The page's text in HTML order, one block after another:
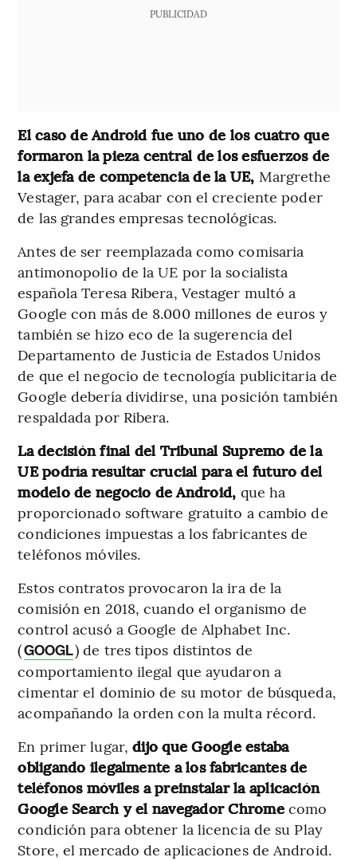
PUBLICIDAD
El caso de Android fue uno de los cuatro que
formaron la pieza central de los esfuerzos de
la exjefa de competencia de la UE, Margrethe
Vestager, para acabar con el creciente poder
de las grandes empresas tecnológicas.
Antes de ser reemplazada como comisaria
antimonopolio de la UE por la socialista
española Teresa Ribera, Vestager multó a
Google con más de 8.000 millones de euros y
también se hizo eco de la sugerencia del
Departamento de Justicia de Estados Unidos
de que el negocio de tecnología publicitaria de
Google debería dividirse, una posición también
respaldada por Ribera.
La decisión final del Tribunal Supremo de la
UE podría resultar crucial para el futuro del
modelo de negocio de Android, que ha
proporcionado software gratuito a cambio de
condiciones impuestas a los fabricantes de
teléfonos móviles.
Estos contratos provocaron la ira de la
comisión en 2018, cuando el organismo de
control acusó a Google de Alphabet Inc.
(GOOGL) de tres tipos distintos de
comportamiento ilegal que ayudaron a
cimentar el dominio de su motor de búsqueda,
acompañando la orden con la multa récord.
En primer lugar, dijo que Google estaba
obligando ilegalmente a los fabricantes de
teléfonos móviles a preinstalar la aplicación
Google Search y el navegador Chromecomo
condición para obtener la licencia de su Play
Store, el mercado de aplicaciones de Android.